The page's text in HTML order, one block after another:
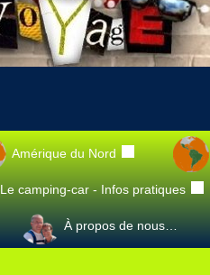
Amérique du Nord
Le camping-car - Infos pratiques
À propos de nous…